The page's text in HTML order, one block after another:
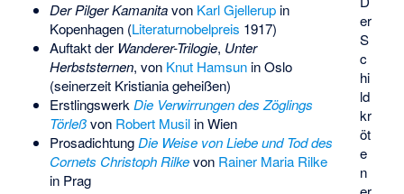
er
S
c
hi
ld
kr
öt
e
n
Der Pilger Kamanitavon Karl Gjellerupin
Kopenhagen (Literaturnobelpreis 1917)
Auftakt der Wanderer-Trilogie, Unter
Herbststernen, von Knut Hamsunin Oslo
(seinerzeit Kristiania geheißen)
Erstlingswerk Die Verwirrungen des Zöglings
Törleßvon Robert Musilin Wien
ProsadichtungDie Weise von Liebe und Tod des
Cornets Christoph Rilkevon Rainer Maria Rilke
in Prag